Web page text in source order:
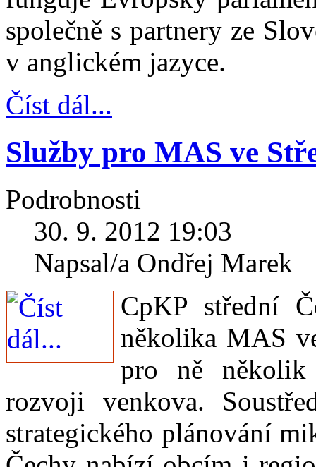
společně s partnery ze
v anglickém jazyce.
Číst dál...
Služby pro MAS ve
Podrobnosti
30. 9. 2012 19:03
Napsal/a Ondřej Marek
CpKP střední
několika MAS
pro ně
rozvoji venkova.
strategického plánování